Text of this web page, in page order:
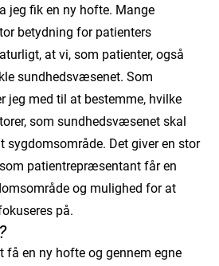
jeg fik en ny hofte. Mange
betydning for patienters
at vi, som patienter, også
sundhedsvæsenet. Som
jeg med til at bestemme, hvilke
som sundhedsvæsenet skal
sygdomsområde. Det giver en stor
patientrepræsentant får en
og mulighed for at
på.
få en ny hofte og gennem egne